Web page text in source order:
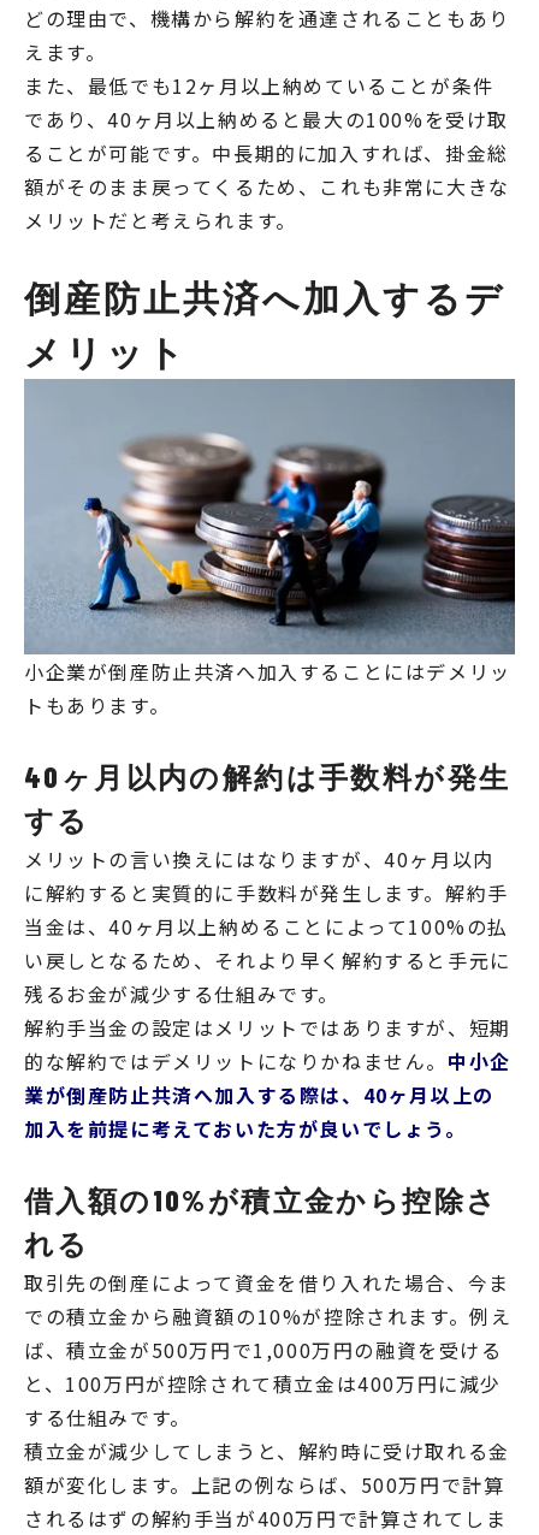
どの理由で、機構から解約を通達されることもあり
えます。
また、最低でも12ヶ月以上納めていることが条件
であり、40ヶ月以上納めると最大の100%を受け取
ることが可能です。中長期的に加入すれば、掛金総
額がそのまま戻ってくるため、これも非常に大きな
メリットだと考えられます。
倒産防止共済へ加入するデ
メリット
小企業が倒産防止共済へ加入することにはデメリッ
トもあります。
40ヶ月以内の解約は手数料が発生
する
メリットの言い換えにはなりますが、40ヶ月以内
に解約すると実質的に手数料が発生します。解約手
当金は、40ヶ月以上納めることによって100%の払
い戻しとなるため、それより早く解約すると手元に
残るお金が減少する仕組みです。
解約手当金の設定はメリットではありますが、短期
的な解約ではデメリットになりかねません。 中小企
業が倒産防止共済へ加入する際は、40ヶ月以上の
加入を前提に考えておいた方が良いでしょう。
借入額の10%が積立金から控除さ
れる
取引先の倒産によって資金を借り入れた場合、今ま
での積立金から融資額の10%が控除されます。例え
ば、積立金が500万円で1,000万円の融資を受ける
と、100万円が控除されて積立金は400万円に減少
する仕組みです。
積立金が減少してしまうと、解約時に受け取れる金
額が変化します。上記の例ならば、500万円で計算
されるはずの解約手当が400万円で計算されてしま